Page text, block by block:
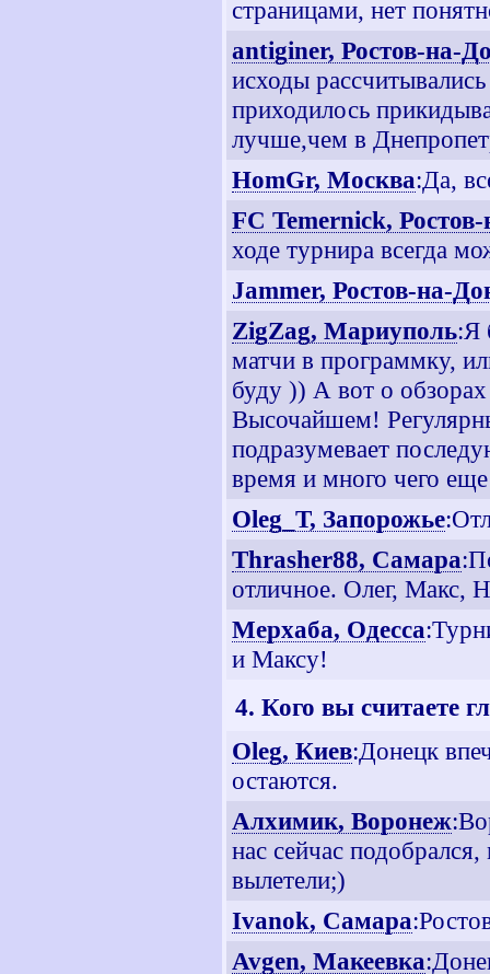
страницами, нет
antiginer, Ростов-на-
исходы
приходилось
лучше,чем в
HomGr, Москва:Да,
FC Temernick,
ходе турнира всегда
Jammer, Ростов-на-
ZigZag, Мариуполь:Я
матчи в программку,
буду )) А вот о
Высочайшем!
подразумевает
время и много чего
Oleg_T, Запорожье
Thrasher88, Самара
отличное. Олег, Макс,
Мерхаба, Одесса
и Максу!
4. Кого вы считаете
Oleg, Киев:Донецк
остаются.
Алхимик, Воронеж
нас сейчас
вылетели;)
Ivanok, Самара
Avgen, Макеевка